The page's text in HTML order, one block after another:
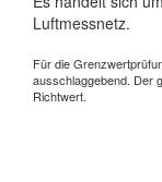
Luftmessnetz.
Für die
ausschlaggebend. Der
Richtwert.